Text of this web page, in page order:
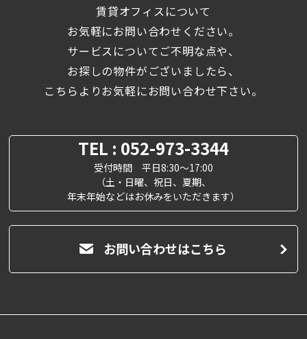
賃貸オフィスについて
お気軽にお問い合わせください。
サービスについてご不明な点や、
お探しの物件がございましたら、
こちらよりお気軽にお問い合わせ下さい。
TEL : 052-973-3344
受付時間 平日8:30～17:00
（土・日曜、祝日、夏期、
年末年始などはお休みをいただきます）
お問い合わせはこちら